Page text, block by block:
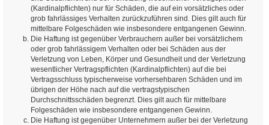
(Kardinalpflichten) nur für Schäden, die auf ein vorsätzliches oder
grob fahrlässiges Verhalten zurückzuführen sind. Dies gilt auch für
mittelbare Folgeschäden wie insbesondere entgangenen Gewinn.
Die Haftung ist gegenüber Verbrauchern außer bei vorsätzlichem
oder grob fahrlässigem Verhalten oder bei Schäden aus der
Verletzung von Leben, Körper und Gesundheit und der Verletzung
wesentlicher Vertragspflichten (Kardinalpflichten) auf die bei
Vertragsschluss typischerweise vorhersehbaren Schäden und im
übrigen der Höhe nach auf die vertragstypischen
Durchschnittsschäden begrenzt. Dies gilt auch für mittelbare
Folgeschäden wie insbesondere entgangenen Gewinn.
Die Haftung ist gegenüber Unternehmern außer bei der Verletzung